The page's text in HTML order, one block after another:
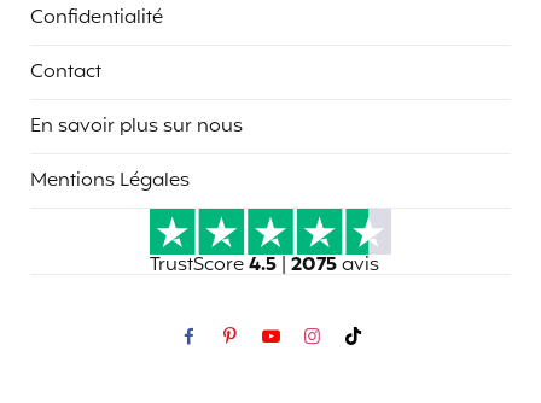
Confidentialité
Contact
En savoir plus sur nous
Mentions Légales
TrustScore4.5 | 2075avis